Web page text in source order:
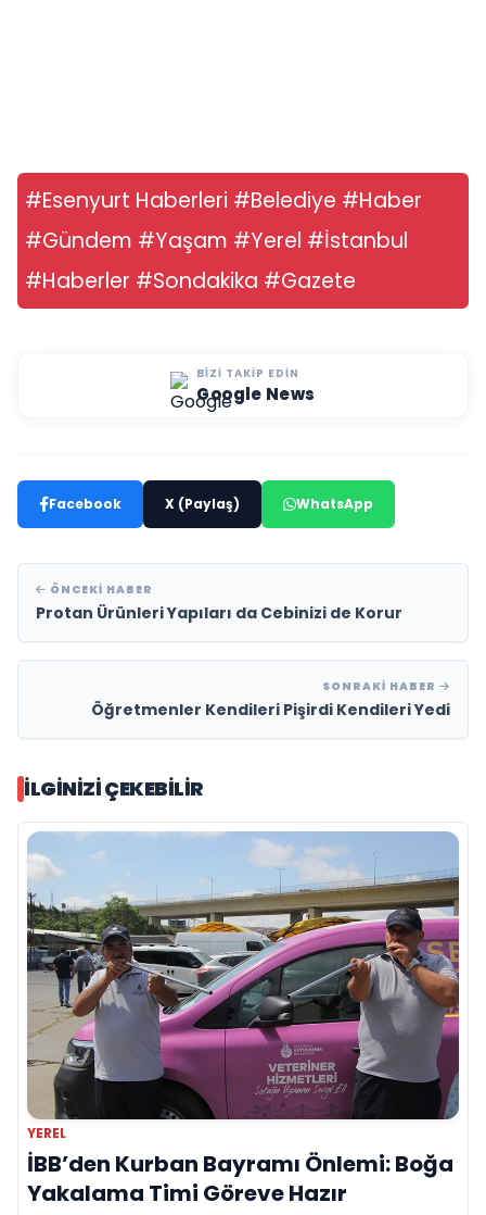
#Esenyurt Haberleri #Belediye #Haber
#Gündem #Yaşam #Yerel #İstanbul
#Haberler #Sondakika #Gazete
BIZI TAKIP EDIN
Google News
Facebook X (Paylaş) WhatsApp
ÖNCEKI HABER
Protan Ürünleri Yapıları da Cebinizi de Korur
SONRAKI HABER
Öğretmenler Kendileri Pişirdi Kendileri Yedi
İLGINIZI ÇEKEBILIR
YEREL
İBB’den Kurban Bayramı Önlemi: Boğa
Yakalama Timi Göreve Hazır